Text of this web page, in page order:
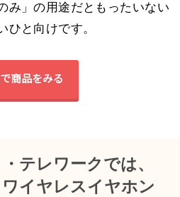
み」の用途だともったいない
ひと向けです。
商品をみる
テレワークでは、
イヤレスイヤホン